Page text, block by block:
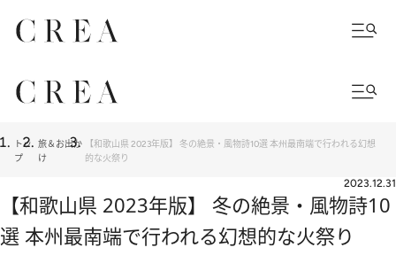
トッ
プ
旅＆お出か
け
【和歌山県 2023年版】 冬の絶景・風物詩10選 本州最南端で行われる幻想
的な火祭り
2023.12.31
【和歌山県 2023年版】 冬の絶景・風物詩10
選 本州最南端で行われる幻想的な火祭り